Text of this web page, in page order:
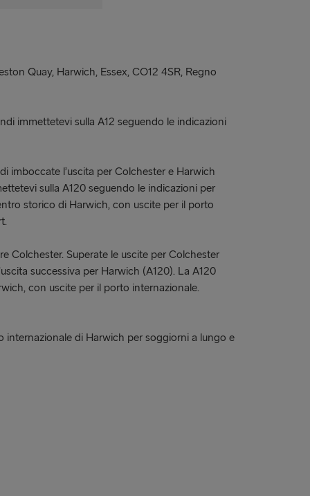
Quay, Harwich, Essex, CO12 4SR, Regno
immettetevi sulla A12 seguendo le indicazioni
imboccate l’uscita per Colchester e Harwich
sulla A120 seguendo le indicazioni per
storico di Harwich, con uscite per il porto
Colchester. Superate le uscite per Colchester
successiva per Harwich (A120). La A120
con uscite per il porto internazionale.
di Harwich per soggiorni a lungo e